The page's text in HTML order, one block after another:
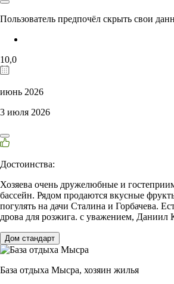
Пользователь предпочёл скрыть свои
10,0
июнь 2026
3 июля 2026
Достоинства:
Хозяева очень дружелюбные и
бассейн. Рядом продаются вкусные
погулять на дачи Сталина и Горбачева.
дрова для розжига. с уважением, Даниил
Дом стандарт
База отдыха Мысра, хозяин жилья